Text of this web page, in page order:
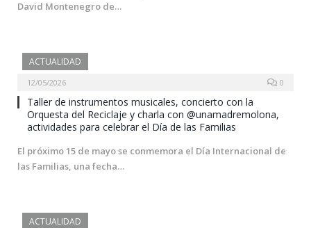
David Montenegro de…
ACTUALIDAD
12/05/2026 0
Taller de instrumentos musicales, concierto con la
Orquesta del Reciclaje y charla con @unamadremolona,
actividades para celebrar el Día de las Familias
El próximo 15 de mayo se conmemora el Día Internacional de
las Familias, una fecha…
ACTUALIDAD